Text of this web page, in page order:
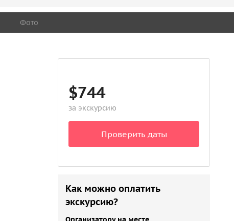
Фото
$744
за экскурсию
Проверить даты
Как можно оплатить
экскурсию?